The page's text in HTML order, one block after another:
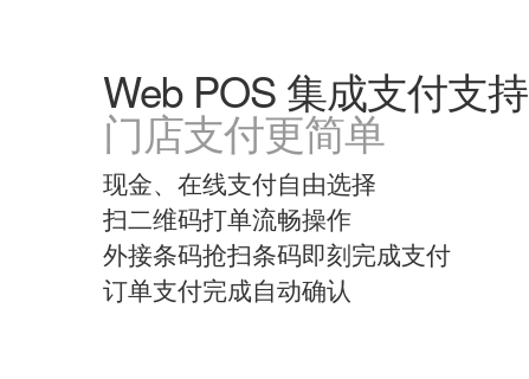
Web POS 集成支付支持
门店支付更简单
现金、在线支付自由选择
扫二维码打单流畅操作
外接条码抢扫条码即刻完成支付
订单支付完成自动确认